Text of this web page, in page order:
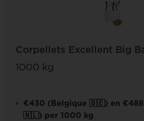
Corpellets Excellent Big
1000 kg
€430 (Belgique 🇧🇪) en €488
🇳🇱) per 1000 kg